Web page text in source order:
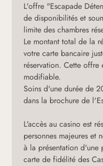
L'offre "Escapade
de disponibilités et
limite des chambres
Le montant total de la
votre carte bancaire
réservation. Cette offre
modifiable.
Soins d'une durée de
dans la brochure de
L'accès au casino est
personnes majeures et
à la présentation
carte de fidélité des